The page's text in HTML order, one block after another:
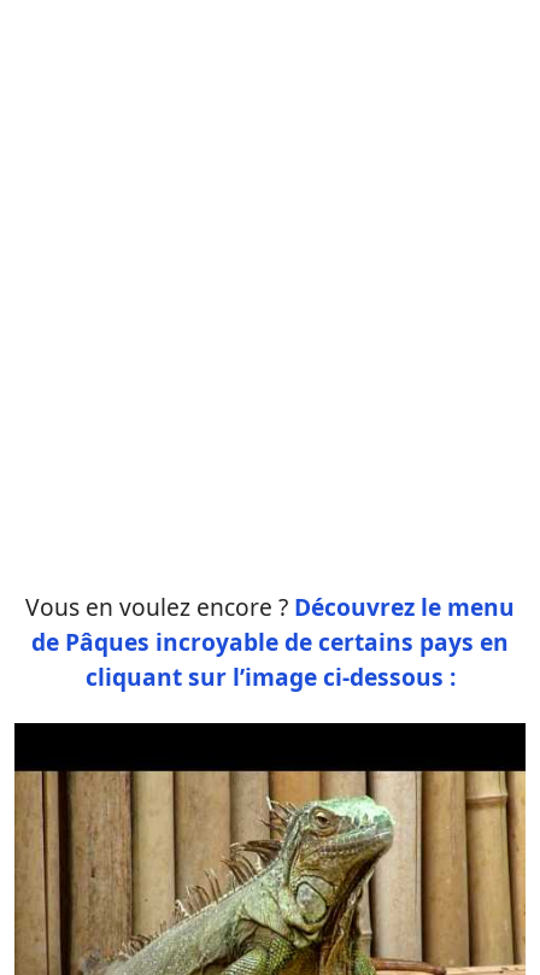
Vous en voulez encore ? Découvrez le menu
de Pâques incroyable de certains pays en
cliquant sur l’image ci-dessous :